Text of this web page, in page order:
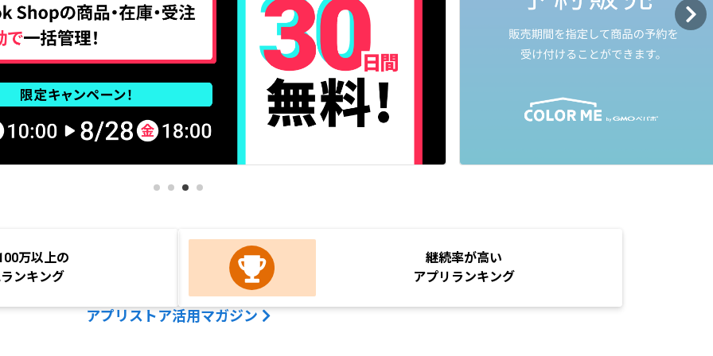
万以上の
ンキング
継続率が高い
アプリランキング
アプリストア活用マガジン